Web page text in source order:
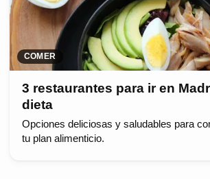
COMER
3 restaurantes para ir en
dieta
Opciones deliciosas y saludables para
tu plan alimenticio.